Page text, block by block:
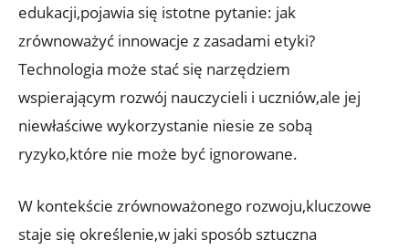
edukacji,pojawia się istotne pytanie: jak
zrównoważyć innowacje z zasadami etyki?
Technologia może stać się narzędziem
wspierającym rozwój nauczycieli i uczniów,ale jej
niewłaściwe wykorzystanie niesie ze sobą
ryzyko,które nie może być ignorowane.
W kontekście zrównoważonego rozwoju,kluczowe
staje się określenie,w jaki sposób sztuczna